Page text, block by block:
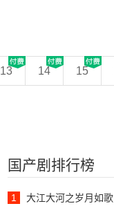
13 14 15
国产剧排行榜
1 大江大河之岁月如歌